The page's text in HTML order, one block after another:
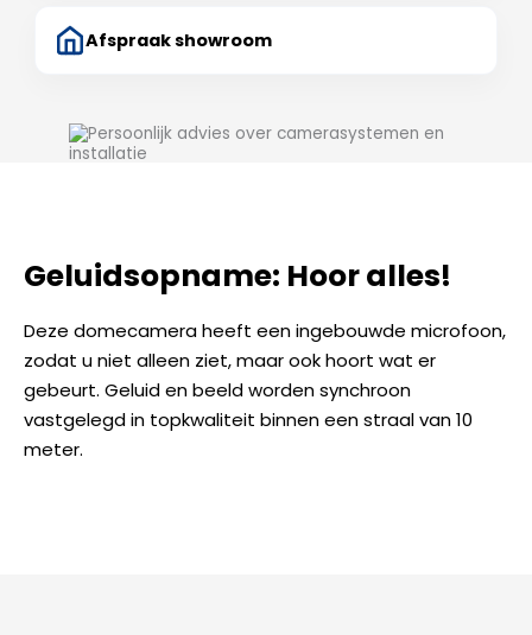
Afspraak showroom
Geluidsopname: Hoor alles!
Deze domecamera heeft een ingebouwde microfoon,
zodat u niet alleen ziet, maar ook hoort wat er
gebeurt. Geluid en beeld worden synchroon
vastgelegd in topkwaliteit binnen een straal van 10
meter.